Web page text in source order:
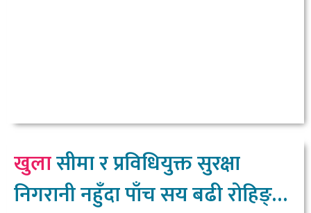
खुलासीमा र प्रविधियुक्त सुरक्षा
निगरानी नहुँदा पाँच सय बढी रोहिङ्ग्या